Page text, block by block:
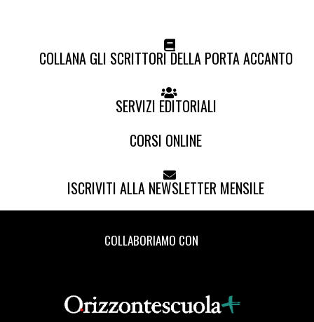
COLLANA GLI SCRITTORI DELLA PORTA ACCANTO
SERVIZI EDITORIALI
CORSI ONLINE
ISCRIVITI ALLA NEWSLETTER MENSILE
COLLABORIAMO CON